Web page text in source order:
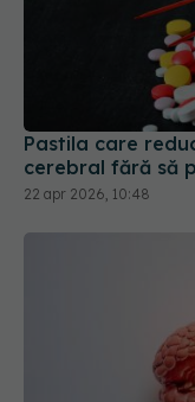
Pastila care
cerebral fără să